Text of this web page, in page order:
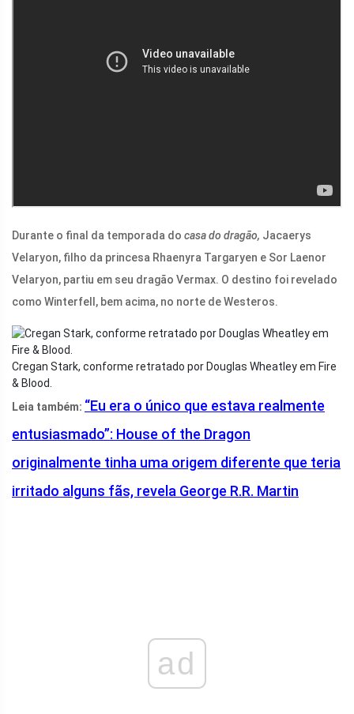
Durante o final da temporada do casa do dragão, Jacaerys
Velaryon, filho da princesa Rhaenyra Targaryen e Sor Laenor
Velaryon, partiu em seu dragão Vermax. O destino foi revelado
como Winterfell, bem acima, no norte de Westeros.
Cregan Stark, conforme retratado por Douglas Wheatley em Fire
& Blood.
Leia também: “Eu era o único que estava realmente
entusiasmado”: ​​House of the Dragon
originalmente tinha uma origem diferente que teria
irritado alguns fãs, revela George R.R. Martin
ad